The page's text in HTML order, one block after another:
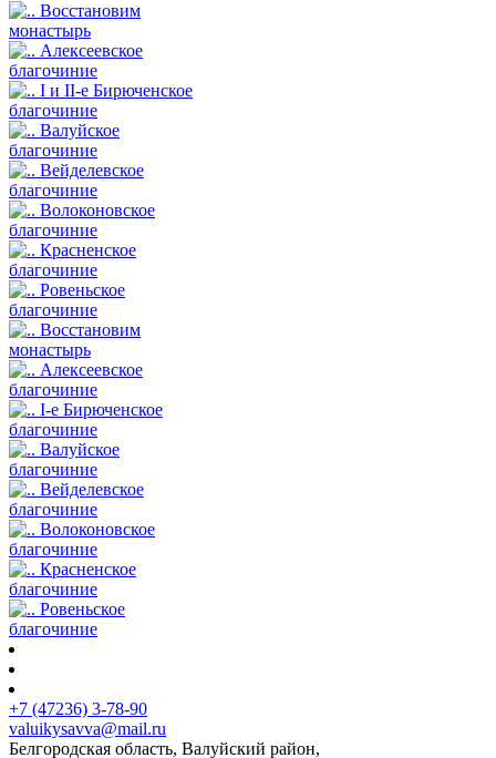
Восстановим
монастырь
Алексеевское
благочиние
I и II-е Бирюченское
благочиние
Валуйское
благочиние
Вейделевское
благочиние
Волоконовское
благочиние
Красненское
благочиние
Ровеньское
благочиние
Восстановим
монастырь
Алексеевское
благочиние
I-е Бирюченское
благочиние
Валуйское
благочиние
Вейделевское
благочиние
Волоконовское
благочиние
Красненское
благочиние
Ровеньское
благочиние
+7 (47236) 3-78-90
valuikysavva@mail.ru
Белгородская область, Валуйский район,